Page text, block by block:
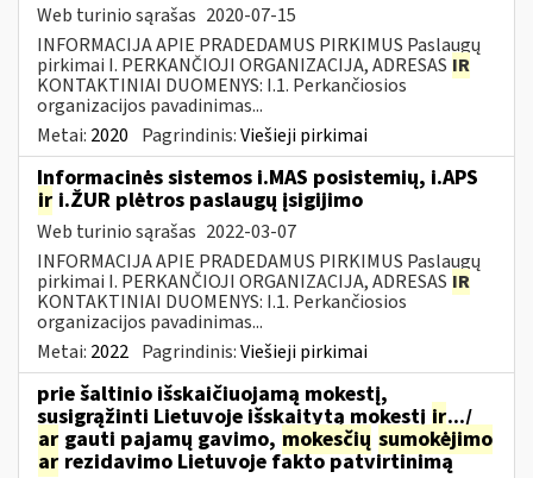
Web turinio sąrašas 2020-07-15
INFORMACIJA APIE PRADEDAMUS PIRKIMUS Paslaugų
pirkimai I. PERKANČIOJI ORGANIZACIJA, ADRESAS IR
KONTAKTINIAI DUOMENYS: I.1. Perkančiosios
organizacijos pavadinimas...
Metai: 2020 Pagrindinis:Viešieji pirkimai
Informacinės sistemos i.MAS posistemių, i.APS
ir i.ŽUR plėtros paslaugų įsigijimo
Web turinio sąrašas 2022-03-07
INFORMACIJA APIE PRADEDAMUS PIRKIMUS Paslaugų
pirkimai I. PERKANČIOJI ORGANIZACIJA, ADRESAS IR
KONTAKTINIAI DUOMENYS: I.1. Perkančiosios
organizacijos pavadinimas...
Metai: 2022 Pagrindinis:Viešieji pirkimai
prie šaltinio išskaičiuojamą mokestį,
susigrąžinti Lietuvoje išskaitytą mokestį ir.../
ar gauti pajamų gavimo, mokesčių sumokėjimo
ar rezidavimo Lietuvoje fakto patvirtinimą